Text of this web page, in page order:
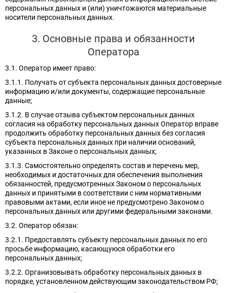
персональных данных и (или) уничтожаются материальные
носители персональных данных.
3. Основные права и обязанности
Оператора
3.1. Оператор имеет право:
3.1.1. Получать от субъекта персональных данных достоверные
информацию и/или документы, содержащие персональные
данные;
3.1.2. В случае отзыва субъектом персональных данных
согласия на обработку персональных данных Оператор вправе
продолжить обработку персональных данных без согласия
субъекта персональных данных при наличии оснований,
указанных в Законе о персональных данных;
3.1.3. Самостоятельно определять состав и перечень мер,
необходимых и достаточных для обеспечения выполнения
обязанностей, предусмотренных Законом о персональных
данных и принятыми в соответствии с ним нормативными
правовыми актами, если иное не предусмотрено Законом о
персональных данных или другими федеральными законами.
3.2. Оператор обязан:
3.2.1. Предоставлять субъекту персональных данных по его
просьбе информацию, касающуюся обработки его
персональных данных;
3.2.2. Организовывать обработку персональных данных в
порядке, установленном действующим законодательством РФ;